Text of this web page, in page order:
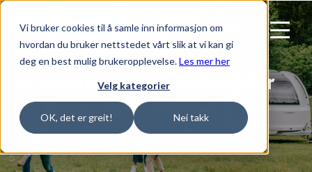
Vi bruker cookies til å samle inn informasjon om
hvordan du bruker nettstedet vårt slik at vi kan gi
deg en best mulig brukeropplevelse.Les mer her
Velg kategorier
OK, det er greit! Nei takk
Utmerkede campingvogner
for barnefamilier. Del 1